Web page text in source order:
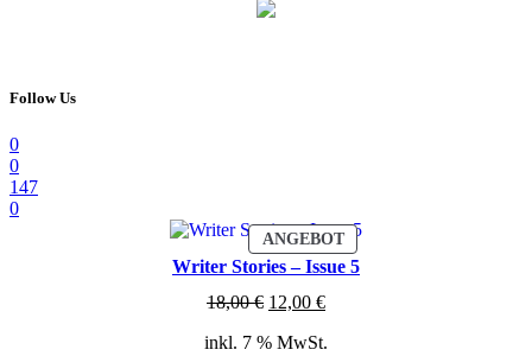
Follow Us
0
0
147
0
ANGEBOTPRODUKT
IM
ANGEBOT
Writer Stories – Issue 5
18,00€ Ursprünglicher
war:
12,00 €Aktueller
ist:
inkl. 7 % MwSt.